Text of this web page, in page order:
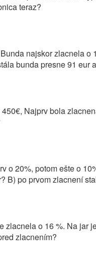
teraz?
najskor zlacnela o
bunda presne 91 eur
Najprv bola
o 20%, potom ešte o
B) po prvom zlacnení
zlacnela o 16 %. Na jar
zlacnením?